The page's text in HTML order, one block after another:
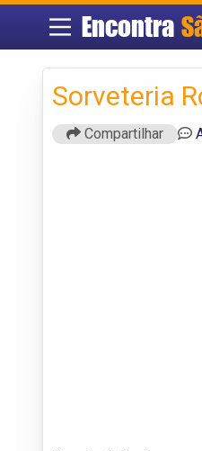
Encontra
Sorveteria
Compartilhar